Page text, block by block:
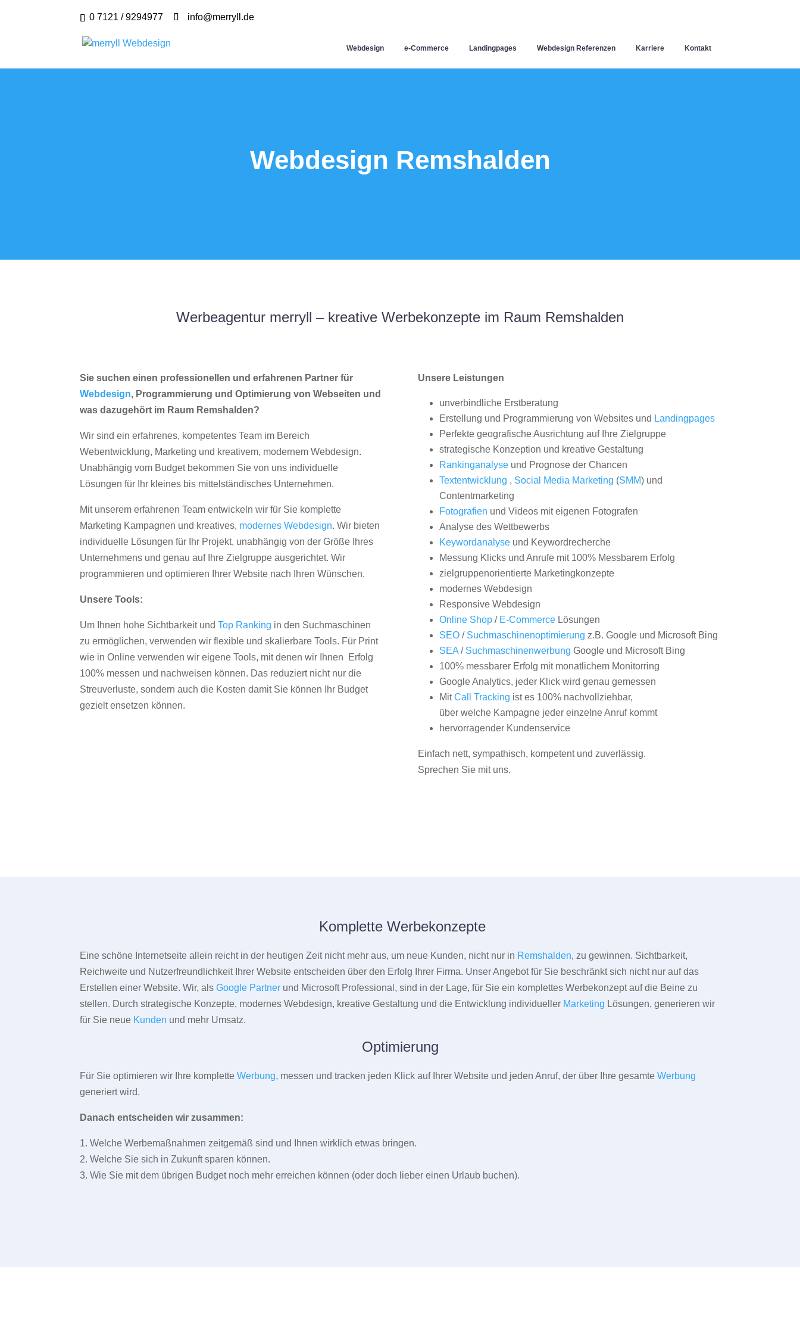
0 7121 / 9294977 info@merryll.de
Webdesign e-Commerce Landingpages Webdesign Referenzen Karriere Kontakt
Webdesign Remshalden
Werbeagentur merryll – kreative Werbekonzepte im Raum Remshalden
Sie suchen einen professionellen und erfahrenen Partner für
Webdesign, Programmierung und Optimierung von Webseiten und
was dazugehört im Raum Remshalden?
Wir sind ein erfahrenes, kompetentes Team im Bereich
Webentwicklung, Marketing und kreativem, modernem Webdesign.
Unabhängig vom Budget bekommen Sie von uns individuelle
Lösungen für Ihr kleines bis mittelständisches Unternehmen.
Mit unserem erfahrenen Team entwickeln wir für Sie komplette
Marketing Kampagnen und kreatives, modernes Webdesign. Wir bieten
individuelle Lösungen für Ihr Projekt, unabhängig von der Größe Ihres
Unternehmens und genau auf Ihre Zielgruppe ausgerichtet. Wir
programmieren und optimieren Ihrer Website nach Ihren Wünschen.
Unsere Tools:
Um Ihnen hohe Sichtbarkeit undTop Ranking in den Suchmaschinen
zu ermöglichen, verwenden wir flexible und skalierbare Tools. Für Print
wie in Online verwenden wir eigene Tools, mit denen wir Ihnen Erfolg
100% messen und nachweisen können. Das reduziert nicht nur die
Streuverluste, sondern auch die Kosten damit Sie können Ihr Budget
gezielt ensetzen können.
Unsere Leistungen
unverbindliche Erstberatung
Erstellung und Programmierung von Websites und Landingpages
Perfekte geografische Ausrichtung auf Ihre Zielgruppe
strategische Konzeption und kreative Gestaltung
Rankinganalyseund Prognose der Chancen
Textentwicklung , Social Media Marketing (SMM) und
Contentmarketing
Fotografien und Videos mit eigenen Fotografen
Analyse des Wettbewerbs
Keywordanalyseund Keywordrecherche
Messung Klicks und Anrufe mit 100% Messbarem Erfolg
zielgruppenorientierte Marketingkonzepte
modernes Webdesign
Responsive Webdesign
Online Shop/ E-CommerceLösungen
SEO/ Suchmaschinenoptimierung z.B. Google und Microsoft Bing
SEA/ Suchmaschinenwerbung Google und Microsoft Bing
100% messbarer Erfolg mit monatlichem Monitorring
Google Analytics, jeder Klick wird genau gemessen
MitCall Tracking ist es 100% nachvollziehbar,
über welche Kampagne jeder einzelne Anruf kommt
hervorragender Kundenservice
Einfach nett, sympathisch, kompetent und zuverlässig.
Sprechen Sie mit uns.
Komplette Werbekonzepte
Eine schöne Internetseite allein reicht in der heutigen Zeit nicht mehr aus, um neue Kunden, nicht nur in Remshalden, zu gewinnen. Sichtbarkeit,
Reichweite und Nutzerfreundlichkeit Ihrer Website entscheiden über den Erfolg Ihrer Firma. Unser Angebot für Sie beschränkt sich nicht nur auf das
Erstellen einer Website. Wir, alsGoogle Partner und Microsoft Professional, sind in der Lage, für Sie ein komplettes Werbekonzept auf die Beine zu
stellen. Durch strategische Konzepte, modernes Webdesign, kreative Gestaltung und die Entwicklung individueller Marketing Lösungen, generieren wir
für Sie neue Kunden und mehr Umsatz.
Optimierung
Für Sie optimieren wir Ihre kompletteWerbung, messen und tracken jeden Klick auf Ihrer Website und jeden Anruf, der über Ihre gesamteWerbung
generiert wird.
Danach entscheiden wir zusammen:
1. Welche Werbemaßnahmen zeitgemäß sind und Ihnen wirklich etwas bringen.
2. Welche Sie sich in Zukunft sparen können.
3. Wie Sie mit dem übrigen Budget noch mehr erreichen können (oder doch lieber einen Urlaub buchen).